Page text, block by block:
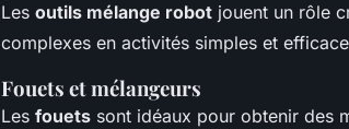
Les outils mélange robot jouent un rôle
complexes en activités simples et
Fouets et mélangeurs
Les fouets sont idéaux pour obtenir des